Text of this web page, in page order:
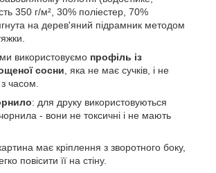
350 г/м², 30% поліестер, 70%
на дерев'яний підрамник методом
ми використовуємо профіль із
сосни, яка не має сучків, і не
часом.
: для друку використовуються
- вони не токсичні і не мають
має кріплення з зворотного боку,
повісити її на стіну.